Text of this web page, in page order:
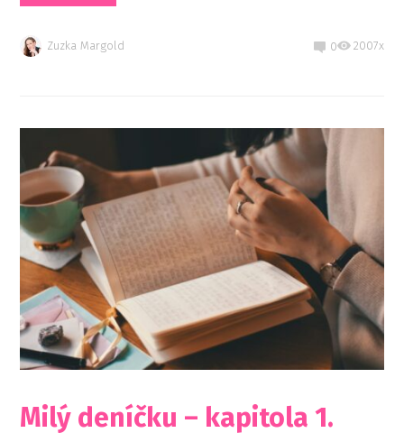
Zuzka Margold 0 2007x
Milý deníčku – kapitola 1.